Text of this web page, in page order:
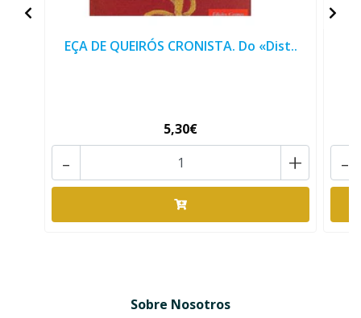
EÇA DE QUEIRÓS CRONISTA. Do «Dist..
5,30€
+
- -
Sobre Nosotros